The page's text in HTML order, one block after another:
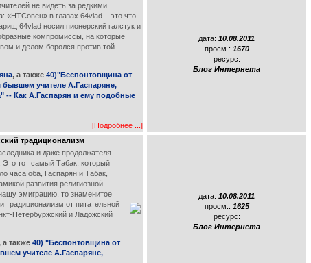
не видеть за редкими
«НТСовец» в глазах 64vlad – это что-
64vlad носил пионерский галстук и
компромиссы, на которые
и делом боролся против той
, а также 40)"Беспонтовщина от
учителе А.Гаспаряне,
-- Как А.Гаспарян и ему подобные
[Подробнее ...]
дата: 10.08.2011
просм.: 1670
ресурс:
Блог Интернета
традиционализм
и даже продолжателя
Это тот самый Табак, который
часа оба, Гаспарян и Табак,
развития религиозной
эмиграцию, то знаменитое
от питательной
Петербуржский и Ладожский
а также 40) "Беспонтовщина от
учителе А.Гаспаряне,
дата: 10.08.2011
просм.: 1625
ресурс:
Блог Интернета